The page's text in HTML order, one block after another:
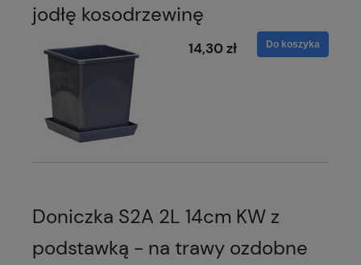
jodłę kosodrzewinę
14,30 zł Do koszyka
Doniczka S2A 2L 14cm KW z
podstawką - na trawy ozdobne